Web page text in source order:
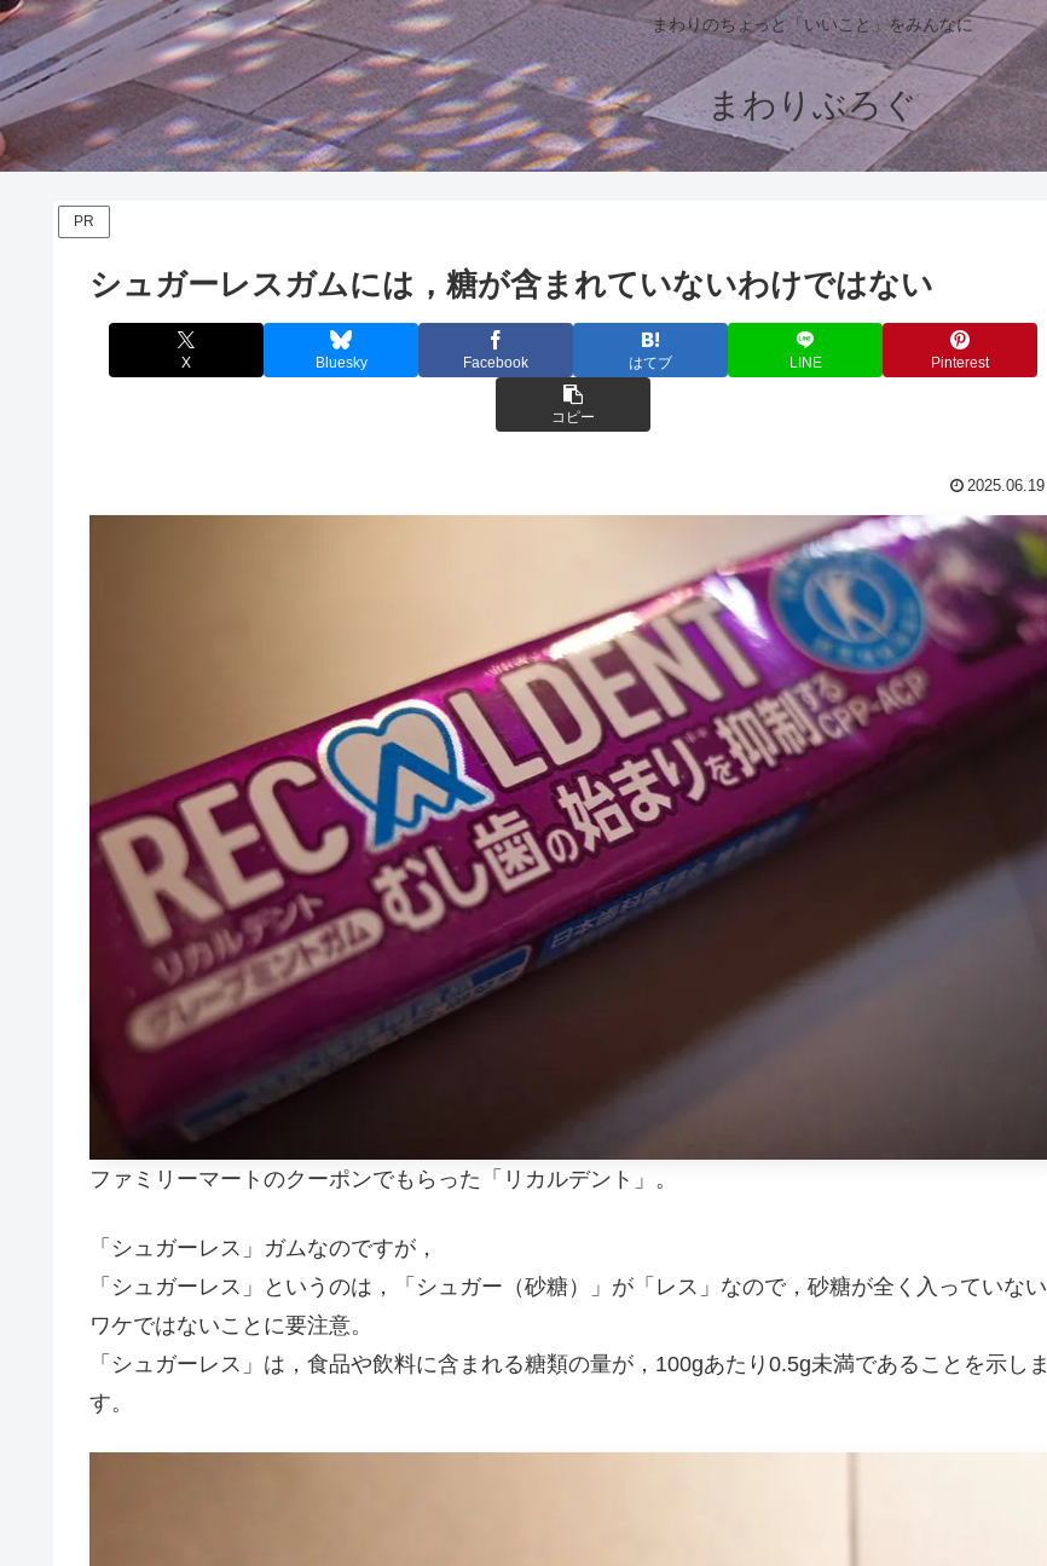
まわりのちょっと「いいこと」をみんなに
まわりぶろぐ
PR
シュガーレスガムには，糖が含まれていないわけではない
X Bluesky Facebook はてブ LINE Pinterest
コピー
2025.06.19
ファミリーマートのクーポンでもらった「リカルデント」。
「シュガーレス」ガムなのですが，
「シュガーレス」というのは，「シュガー（砂糖）」が「レス」なので，砂糖が全く入っていない
ワケではないことに要注意。
「シュガーレス」は，食品や飲料に含まれる糖類の量が，100gあたり0.5g未満であることを示しま
す。